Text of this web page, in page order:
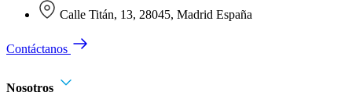
Calle Titán, 13, 28045, Madrid España
Contáctanos
Nosotros